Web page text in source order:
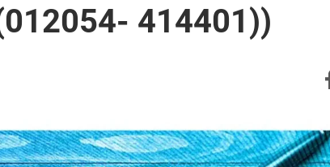
414401))